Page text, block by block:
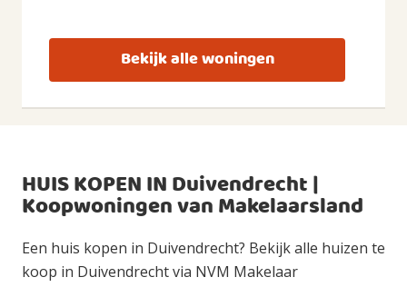
Bekijk alle woningen
HUIS KOPEN IN Duivendrecht |
Koopwoningen van Makelaarsland
Een huis kopen in Duivendrecht? Bekijk alle huizen te
koop in Duivendrecht via NVM Makelaar